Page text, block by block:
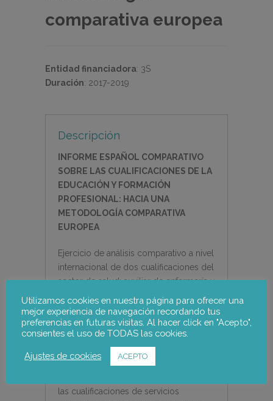
comparativa europea
Entidad financiadora: 3S
Duración: 2017-2019
Descripción
INFORME ESPAÑOL COMPARATIVO
SOBRE LAS CUALIFICACIONES DE LA
EDUCACIÓN Y FORMACIÓN
PROFESIONAL: HACIA UNA
METODOLOGÍA COMPARATIVA
EUROPEA
Ejercicio de análisis comparativo a nivel
internacional de dos cualificaciones del
sector de salud: auxiliar de enfermería y
del sector de TIC: Técnico Superior de
Administración de Sistemas
Informáticos en Red.
El proyecto consiste en una
investigación estatal para España:
las cualificaciones de servicios
Utilizamos cookies en nuestra página para ofrecer una
mejor experiencia de navegación recordando tus
preferencias en futuras visitas. Al hacer click en "Acepto",
consientes el uso de TODAS las cookies.
Ajustes de cookies ACEPTO